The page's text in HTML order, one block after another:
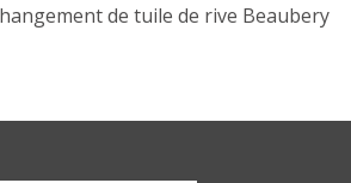
de tuile de rive Beaubery